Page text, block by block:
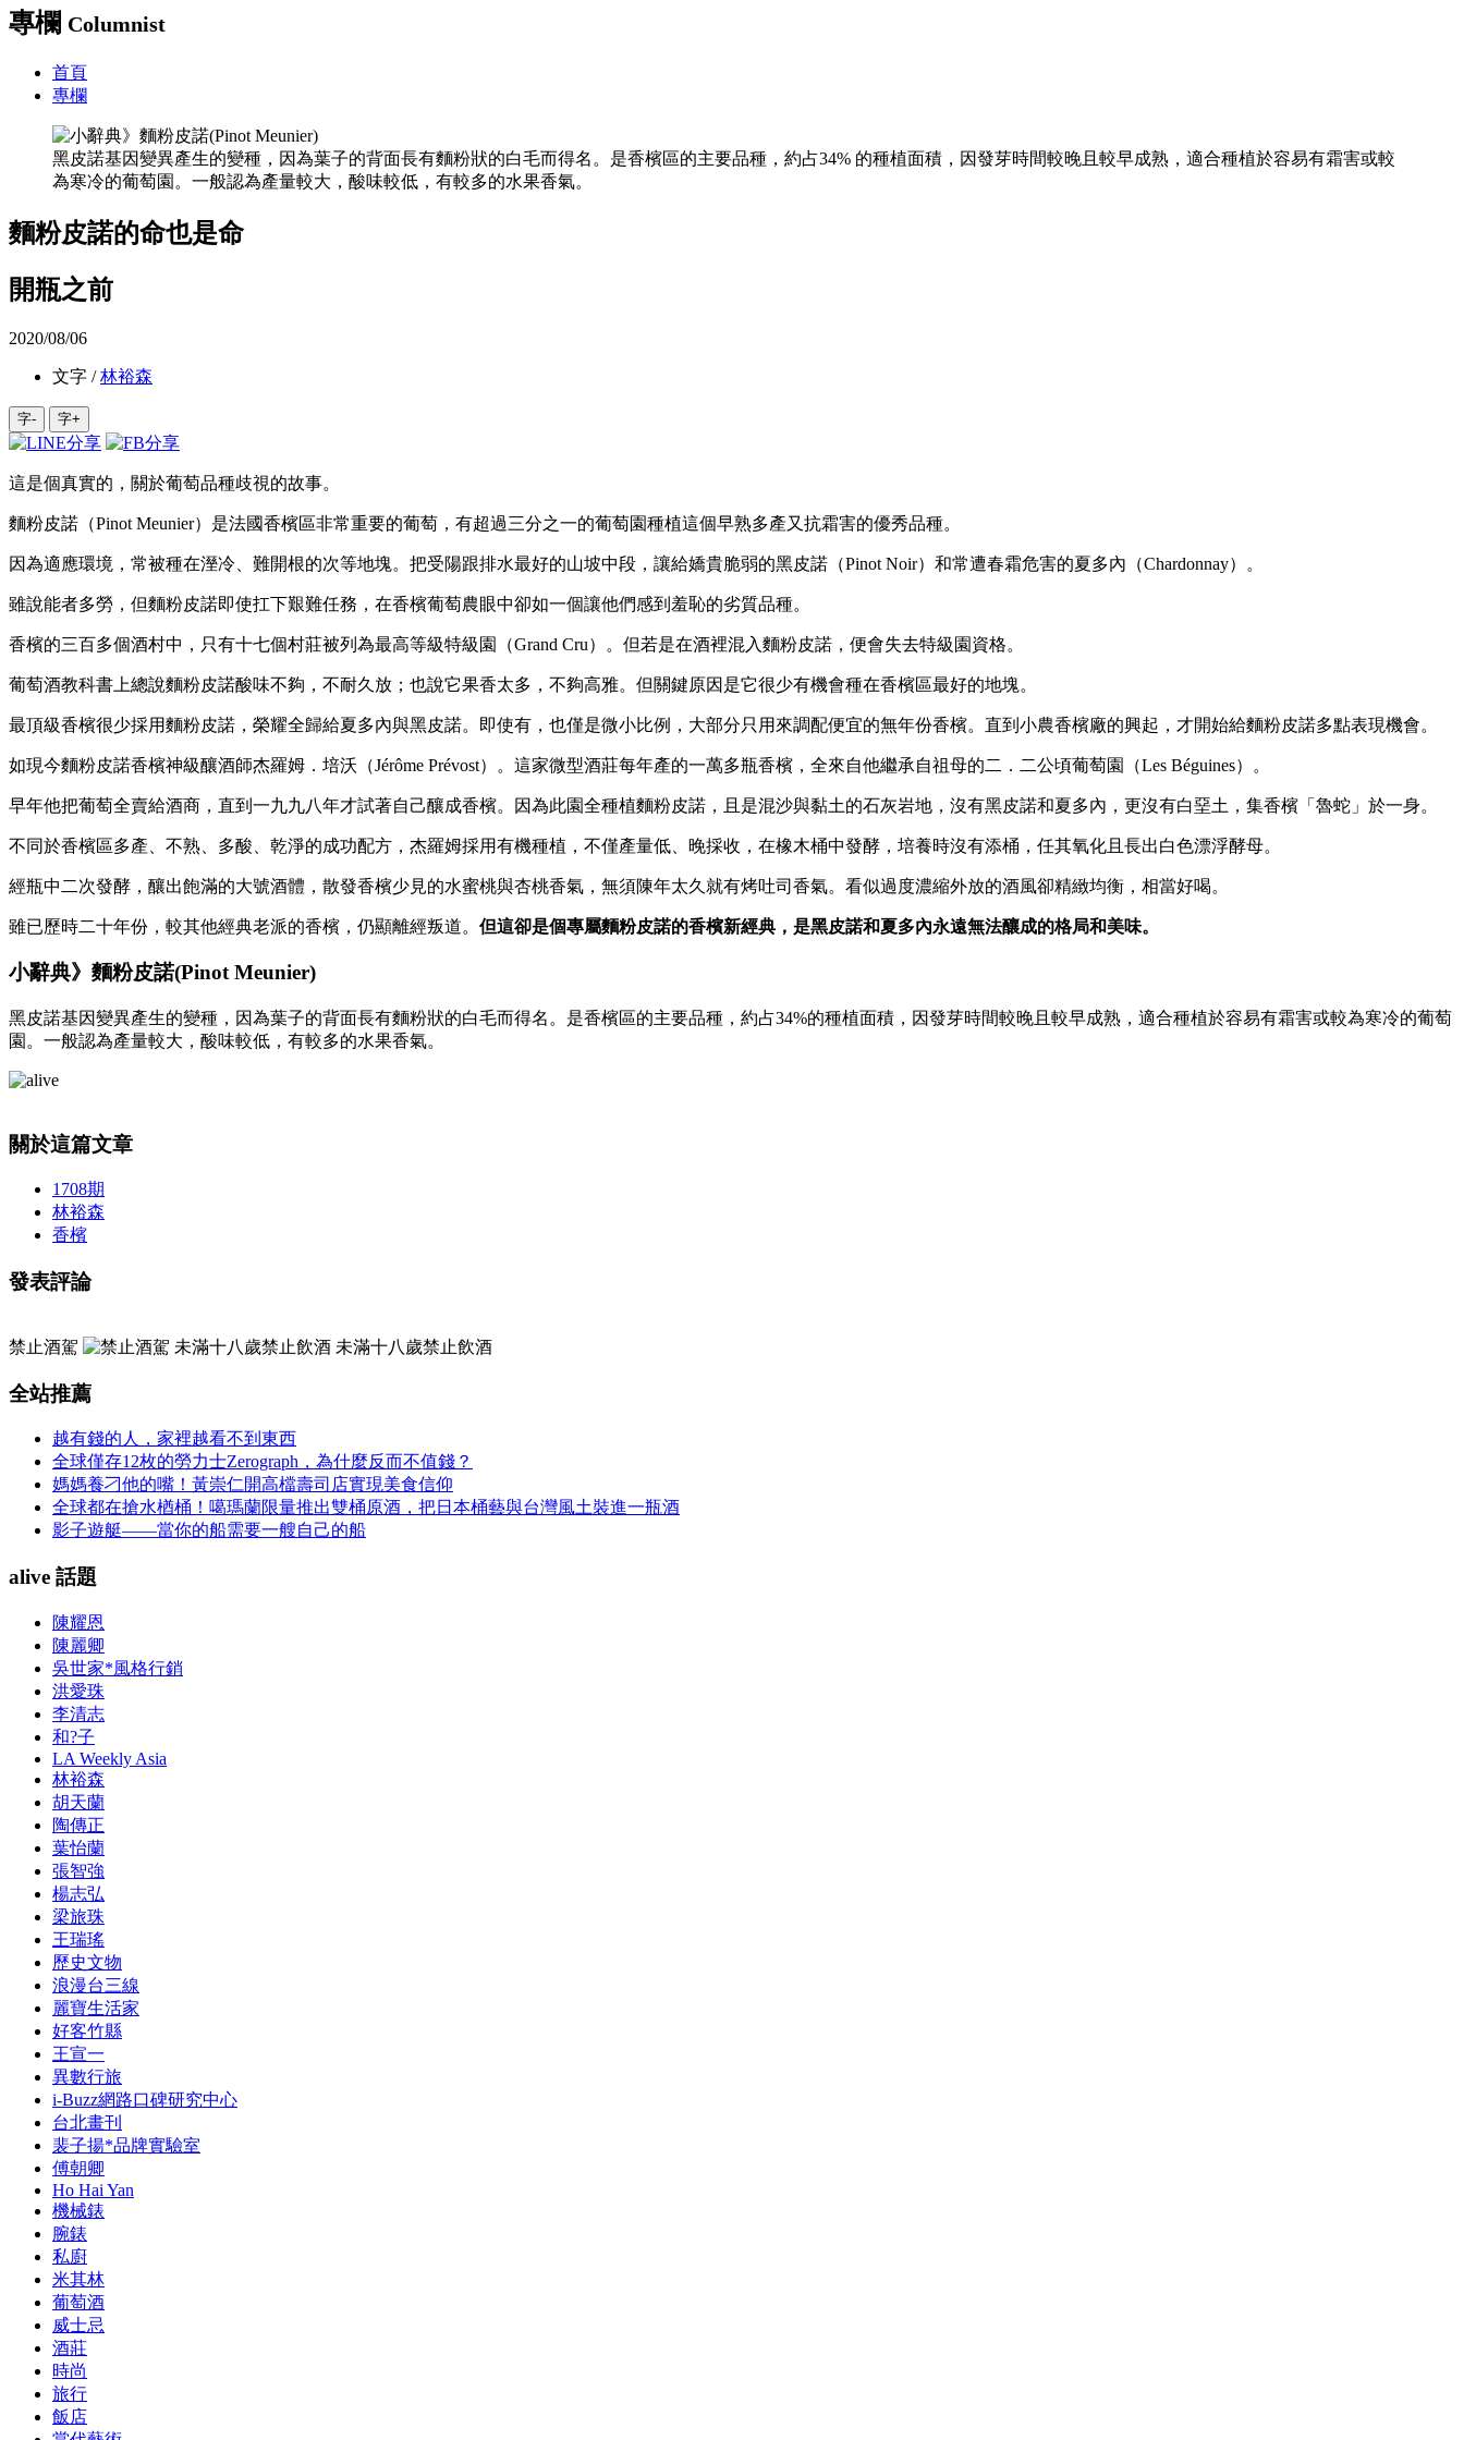
專欄 Columnist
首頁
專欄
黑皮諾基因變異產生的變種，因為葉子的背面長有麵粉狀的白毛而得名。是香檳區的主要品種，約占34% 的種植面積，因發芽時間較晚且較早成熟，適合種植於容易有霜害或較
為寒冷的葡萄園。一般認為產量較大，酸味較低，有較多的水果香氣。
麵粉皮諾的命也是命
開瓶之前
2020/08/06
文字 /林裕森
字- 字+
這是個真實的，關於葡萄品種歧視的故事。
麵粉皮諾（Pinot Meunier）是法國香檳區非常重要的葡萄，有超過三分之一的葡萄園種植這個早熟多產又抗霜害的優秀品種。
因為適應環境，常被種在溼冷、難開根的次等地塊。把受陽跟排水最好的山坡中段，讓給嬌貴脆弱的黑皮諾（Pinot Noir）和常遭春霜危害的夏多內（Chardonnay）。
雖說能者多勞，但麵粉皮諾即使扛下艱難任務，在香檳葡萄農眼中卻如一個讓他們感到羞恥的劣質品種。
香檳的三百多個酒村中，只有十七個村莊被列為最高等級特級園（Grand Cru）。但若是在酒裡混入麵粉皮諾，便會失去特級園資格。
葡萄酒教科書上總說麵粉皮諾酸味不夠，不耐久放；也說它果香太多，不夠高雅。但關鍵原因是它很少有機會種在香檳區最好的地塊。
最頂級香檳很少採用麵粉皮諾，榮耀全歸給夏多內與黑皮諾。即使有，也僅是微小比例，大部分只用來調配便宜的無年份香檳。直到小農香檳廠的興起，才開始給麵粉皮諾多點表現機會。
如現今麵粉皮諾香檳神級釀酒師杰羅姆．培沃（Jérôme Prévost）。這家微型酒莊每年產的一萬多瓶香檳，全來自他繼承自祖母的二．二公頃葡萄園（Les Béguines）。
早年他把葡萄全賣給酒商，直到一九九八年才試著自己釀成香檳。因為此園全種植麵粉皮諾，且是混沙與黏土的石灰岩地，沒有黑皮諾和夏多內，更沒有白堊土，集香檳「魯蛇」於一身。
不同於香檳區多產、不熟、多酸、乾淨的成功配方，杰羅姆採用有機種植，不僅產量低、晚採收，在橡木桶中發酵，培養時沒有添桶，任其氧化且長出白色漂浮酵母。
經瓶中二次發酵，釀出飽滿的大號酒體，散發香檳少見的水蜜桃與杏桃香氣，無須陳年太久就有烤吐司香氣。看似過度濃縮外放的酒風卻精緻均衡，相當好喝。
雖已歷時二十年份，較其他經典老派的香檳，仍顯離經叛道。 但這卻是個專屬麵粉皮諾的香檳新經典，是黑皮諾和夏多內永遠無法釀成的格局和美味。
小辭典》麵粉皮諾(Pinot Meunier)
黑皮諾基因變異產生的變種，因為葉子的背面長有麵粉狀的白毛而得名。是香檳區的主要品種，約占34%的種植面積，因發芽時間較晚且較早成熟，適合種植於容易有霜害或較為寒冷的葡萄
園。一般認為產量較大，酸味較低，有較多的水果香氣。
關於這篇文章
1708期
林裕森
香檳
發表評論
禁止酒駕 未滿十八歲禁止飲酒
全站推薦
越有錢的人，家裡越看不到東西
全球僅存12枚的勞力士Zerograph，為什麼反而不值錢？
媽媽養刁他的嘴！黃崇仁開高檔壽司店實現美食信仰
全球都在搶水楢桶！噶瑪蘭限量推出雙桶原酒，把日本桶藝與台灣風土裝進一瓶酒
影子遊艇——當你的船需要一艘自己的船
alive 話題
陳耀恩
陳麗卿
吳世家*風格行銷
洪愛珠
李清志
和?子
LA Weekly Asia
林裕森
胡天蘭
陶傳正
葉怡蘭
張智強
楊志弘
梁旅珠
王瑞瑤
歷史文物
浪漫台三線
麗寶生活家
好客竹縣
王宣一
異數行旅
i-Buzz網路口碑研究中心
台北畫刊
裴子揚*品牌實驗室
傅朝卿
Ho Hai Yan
機械錶
腕錶
私廚
米其林
葡萄酒
威士忌
酒莊
時尚
旅行
飯店